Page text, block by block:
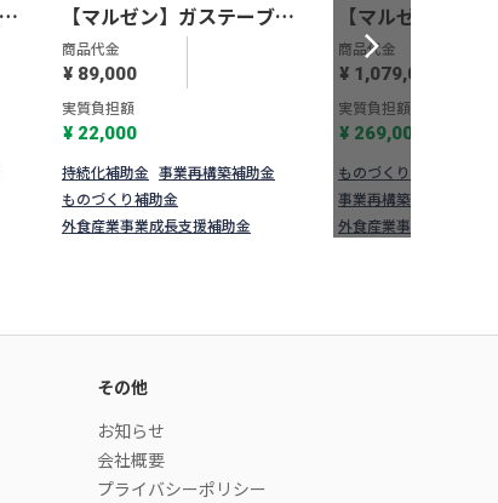
【マルゼン】ガステーブル
コンロ＜親子＞ M-213C
商品代金
¥ 89,000
実質負担額
¥ 22,000
持続化補助金 事業再構築補助金
ものづくり補助金
外食産業事業成長支援補助金
【マルゼン】真
V-492G
商品代金
¥ 1,079,000
実質負担額
¥ 269,000
ものづくり補助金
事業再構築補助金
外食産業事業成長支援
その他
お知らせ
会社概要
プライバシーポリシー